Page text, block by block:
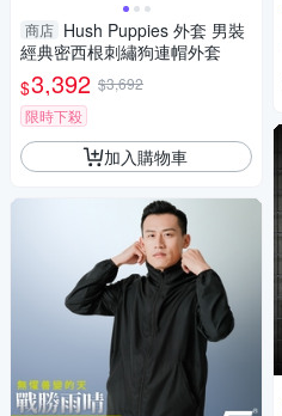
商店 Hush Puppies 外套 男裝
經典密西根刺繡狗連帽外套
$3,392 $3,692
限時下殺
加入購物車